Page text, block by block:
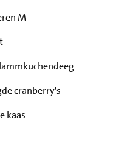
M
cranberry's
kaas